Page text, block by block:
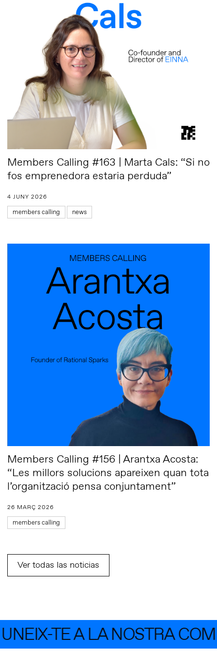
Members Calling #163 | Marta Cals: “Si no
fos emprenedora estaria perduda”
4 JUNY 2026
members calling news
Members Calling #156 | Arantxa Acosta:
“Les millors solucions apareixen quan tota
l’organització pensa conjuntament”
26 MARÇ 2026
members calling
Ver todas las noticias
TE A LA NOSTRA